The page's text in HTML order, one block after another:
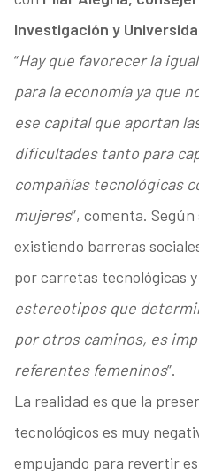
Investigación y
“Hay que favorecer la
para la economía ya que
ese capital que aportan
dificultades tanto para
compañías tecnológicas
mujeres”, comenta.
existiendo barreras
por carretas tecnológicas
estereotipos que
por otros caminos, es
referentes femeninos”.
La realidad es que la
tecnológicos es muy
empujando para revertir